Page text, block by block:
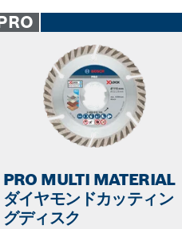
PRO MULTI MATERIAL
ダイヤモンドカッティン
グディスク